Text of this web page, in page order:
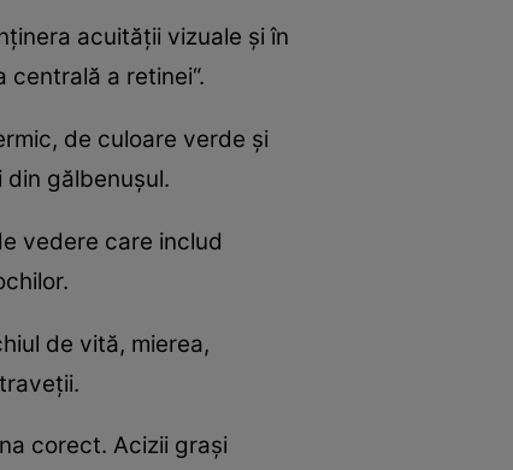
acuităţii vizuale şi în
a retinei“.
de culoare verde şi
gălbenuşul.
vedere care includ
de vită, mierea,
corect. Acizii graşi